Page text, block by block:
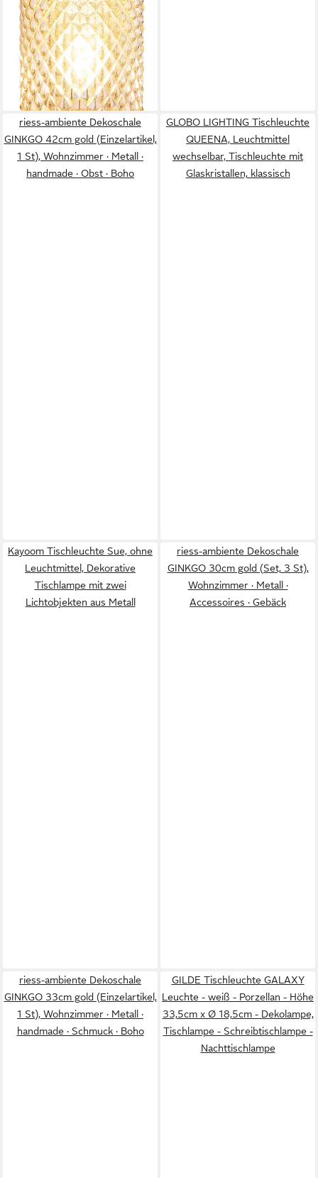
riess-ambiente Dekoschale
GINKGO 42cm gold (Einzelartikel,
1 St), Wohnzimmer · Metall ·
handmade · Obst · Boho
GLOBO LIGHTING Tischleuchte
QUEENA, Leuchtmittel
wechselbar, Tischleuchte mit
Glaskristallen, klassisch
Kayoom Tischleuchte Sue, ohne
Leuchtmittel, Dekorative
Tischlampe mit zwei
Lichtobjekten aus Metall
riess-ambiente Dekoschale
GINKGO 30cm gold (Set, 3 St),
Wohnzimmer · Metall ·
Accessoires · Gebäck
riess-ambiente Dekoschale
GINKGO 33cm gold (Einzelartikel,
1 St), Wohnzimmer · Metall ·
handmade · Schmuck · Boho
GILDE Tischleuchte GALAXY
Leuchte - weiß - Porzellan - Höhe
33,5cm x Ø 18,5cm - Dekolampe,
Tischlampe - Schreibtischlampe -
Nachttischlampe